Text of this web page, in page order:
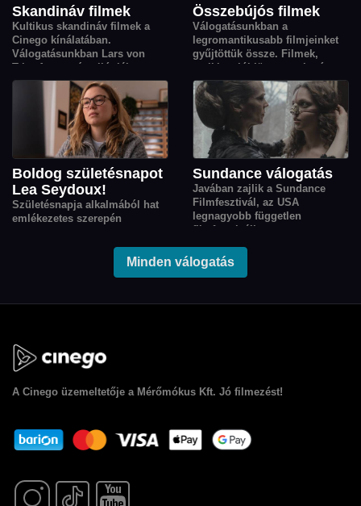
Skandináv filmek
Kultikus skandináv filmek a
Cinego kínálatában.
Válogatásunkban Lars von
Trier Aranyszív-trilógiája
mellett a közelmúlt kiemelkedő
alkotásai is helyet kaptak,
köztük Joachim Trier Oscar-
díjas Érzelmi érték című filmje.
Összebújós filmek
Válogatásunkban a
legromantikusabb filmjeinket
gyűjtöttük össze. Filmek,
amikhez jól jön egy takaró, egy
váll és az érzés, hogy nem
vagyunk egyedül.
Boldog születésnapot
Lea Seydoux!
Születésnapja alkalmából hat
emlékezetes szerepén
Seydoux-t, a kortárs európai
film egyik legkarakteresebb
Sundance válogatás
Javában zajlik a Sundance
Filmfesztivál, az USA
legnagyobb független
filmfesztiválja.
bemutatott filmjeinkből
válogattunk.
Minden válogatás
A Cinego üzemeltetője a Mérőmókus Kft. Jó filmezést!